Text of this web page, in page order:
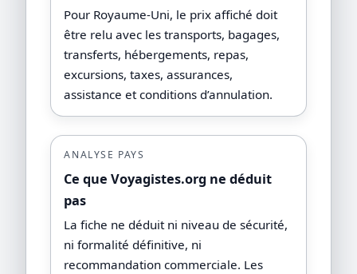
Pour Royaume-Uni, le prix affiché doit
être relu avec les transports, bagages,
transferts, hébergements, repas,
excursions, taxes, assurances,
assistance et conditions d’annulation.
ANALYSE PAYS
Ce que Voyagistes.org ne déduit
pas
La fiche ne déduit ni niveau de sécurité,
ni formalité définitive, ni
recommandation commerciale. Les